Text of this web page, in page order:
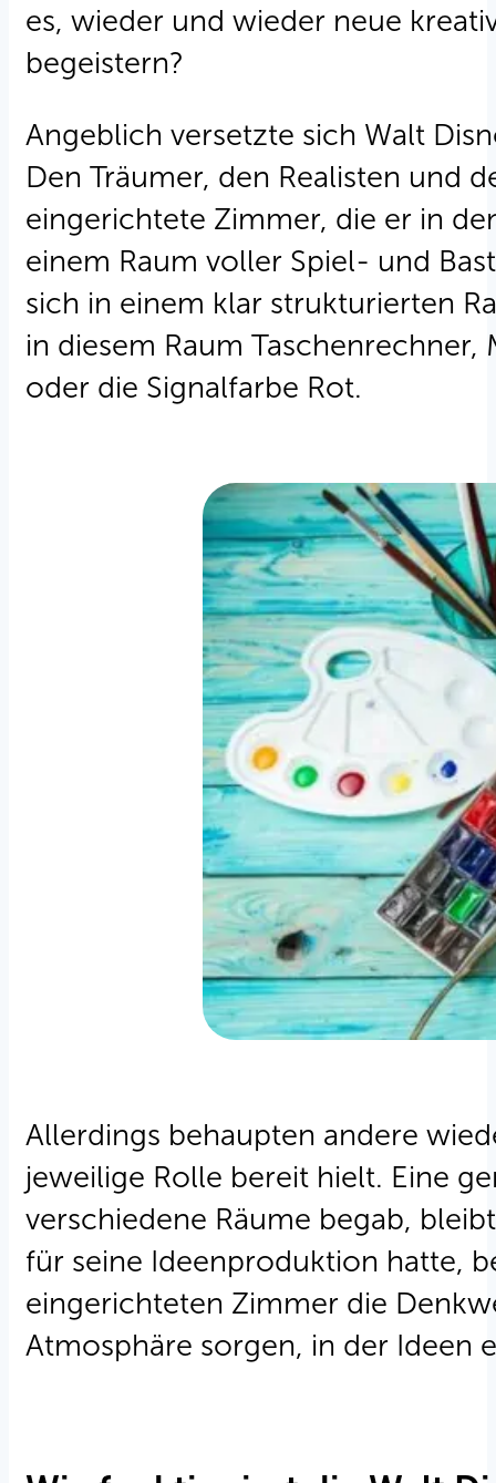
es, wieder und wieder neue
begeistern?
Angeblich versetzte sich Walt
Den Träumer, den Realisten und
eingerichtete Zimmer, die er in
einem Raum voller Spiel- und
sich in einem klar strukturierten
in diesem Raum
oder die Signalfarbe Rot.
Allerdings behaupten andere
jeweilige Rolle bereit hielt. Eine
verschiedene Räume begab,
für seine Ideenproduktion hatte,
eingerichteten Zimmer die
Atmosphäre sorgen, in der Ideen